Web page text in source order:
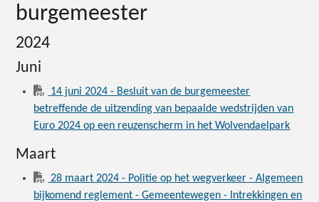
burgemeester
2024
Juni
14 juni 2024 - Besluit van de burgemeester
betreffende de uitzending van bepaalde wedstrijden van
Euro 2024 op een reuzenscherm in het Wolvendaelpark
Maart
28 maart 2024 - Politie op het wegverkeer - Algemeen
bijkomend reglement - Gemeentewegen - Intrekkingen en